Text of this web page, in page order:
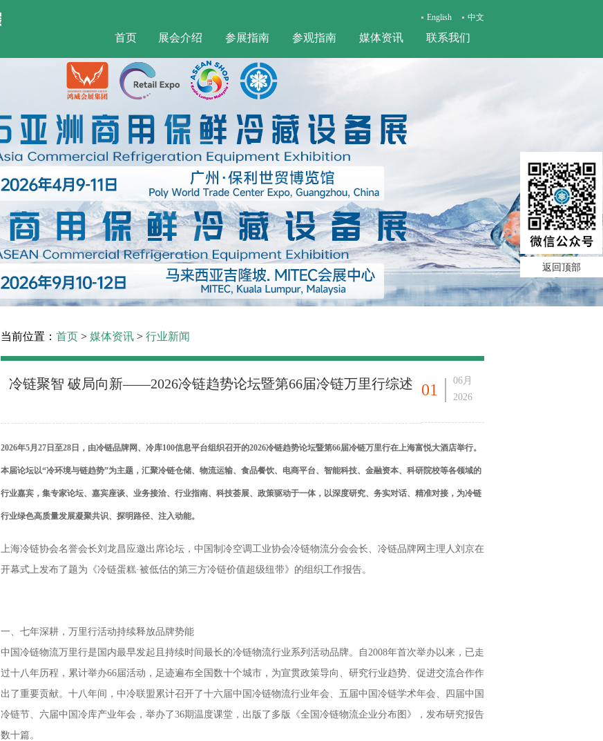
English 中文
首页 展会介绍 参展指南 参观指南 媒体资讯 联系我们
返回顶部
当前位置： 首页 > 媒体资讯 > 行业新闻
冷链聚智 破局向新——2026冷链趋势论坛暨第66届冷链万里行综述 01
06月
2026
2026年5月27日至28日，由冷链品牌网、冷库100信息平台组织召开的2026冷链趋势论坛暨第66届冷链万里行在上海富悦大酒店举行。
本届论坛以“冷环境与链趋势”为主题，汇聚冷链仓储、物流运输、食品餐饮、电商平台、智能科技、金融资本、科研院校等各领域的
行业嘉宾，集专家论坛、嘉宾座谈、业务接洽、行业指南、科技荟展、政策驱动于一体，以深度研究、务实对话、精准对接，为冷链
行业绿色高质量发展凝聚共识、探明路径、注入动能。
上海冷链协会名誉会长刘龙昌应邀出席论坛，中国制冷空调工业协会冷链物流分会会长、冷链品牌网主理人刘京在
开幕式上发布了题为《冷链蛋糕·被低估的第三方冷链价值超级纽带》的组织工作报告。
一、七年深耕，万里行活动持续释放品牌势能
中国冷链物流万里行是国内最早发起且持续时间最长的冷链物流行业系列活动品牌。自2008年首次举办以来，已走
过十八年历程，累计举办66届活动，足迹遍布全国数十个城市，为宣贯政策导向、研究行业趋势、促进交流合作作
出了重要贡献。十八年间，中冷联盟累计召开了十六届中国冷链物流行业年会、五届中国冷链学术年会、四届中国
冷链节、六届中国冷库产业年会，举办了36期温度课堂，出版了多版《全国冷链物流企业分布图》，发布研究报告
数十篇。